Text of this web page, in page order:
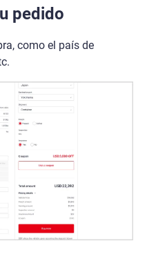
pedido
como el país de